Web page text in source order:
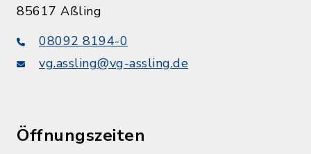
85617 Aßling
08092 8194-0
vg.assling@vg-assling.de
Öffnungszeiten